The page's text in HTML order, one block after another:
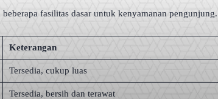
fasilitas dasar untuk kenyamanan
Keterangan
Tersedia, cukup luas
Tersedia, bersih dan terawat